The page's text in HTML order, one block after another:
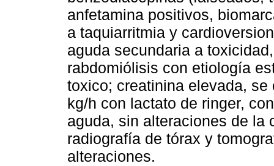
anfetamina positivos,
a taquiarritmia y
aguda secundaria a
rabdomiólisis con etiología
toxico; creatinina elevada,
kg/h con lactato de ringer,
aguda, sin alteraciones de la
radiografía de tórax y
alteraciones.